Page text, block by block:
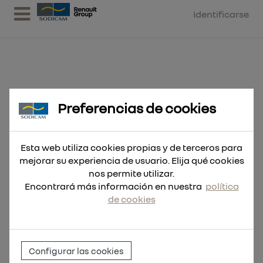
Identificarse
C3.2 CONFORT
Preferencias de cookies
Esta web utiliza cookies propias y de terceros para
mejorar su experiencia de usuario. Elija qué cookies
nos permite utilizar.
Encontrará más información en nuestra política
de cookies
Configurar las cookies